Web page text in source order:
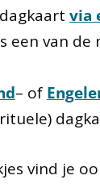
via
een van
– of
vind je